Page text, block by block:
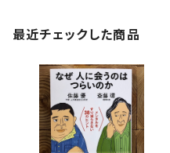
最近チェックした商品